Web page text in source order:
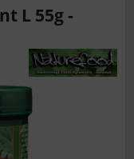
L 55g -